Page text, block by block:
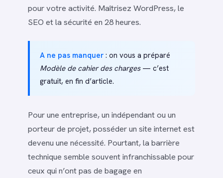
pour votre activité. Maîtrisez WordPress, le
SEO et la sécurité en 28 heures.
A ne pas manquer : on vous a préparé
Modèle de cahier des charges— c’est
gratuit, en fin d’article.
Pour une entreprise, un indépendant ou un
porteur de projet, posséder un site internet est
devenu une nécessité. Pourtant, la barrière
technique semble souvent infranchissable pour
ceux qui n’ont pas de bagage en